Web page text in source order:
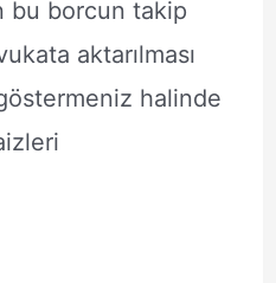
bu borcun takip
aktarılması
halinde